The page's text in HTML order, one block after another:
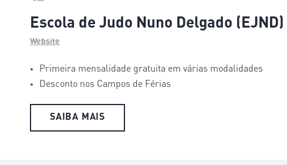
Escola de Judo Nuno Delgado (EJND)
Website
Primeira mensalidade gratuita em várias modalidades
Desconto nos Campos de Férias
SAIBA MAIS